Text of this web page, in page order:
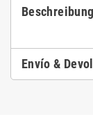
Beschreibung
Envío &